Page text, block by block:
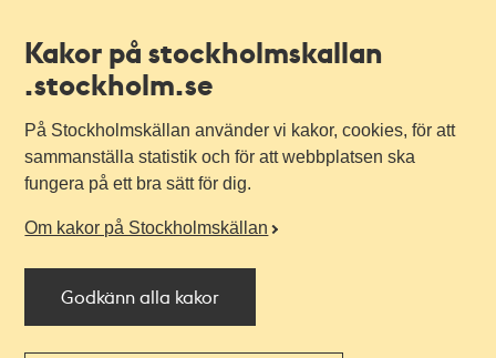
Kakor på stockholmskallan
.stockholm.se
På Stockholmskällan använder vi kakor, cookies, för att
sammanställa statistik och för att webbplatsen ska
fungera på ett bra sätt för dig.
Om kakor på Stockholmskällan
Godkänn alla kakor